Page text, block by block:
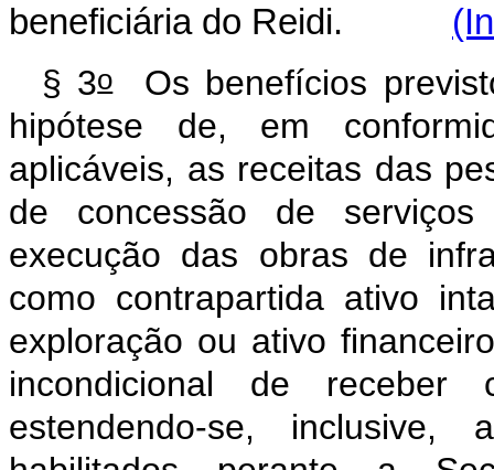
beneficiária do Reidi.
§ 3oOs benefícios
hipótese de, em
aplicáveis, as receitas das
de concessão de
execução das obras de
como contrapartida ativo
exploração ou ativo
incondicional de
estendendo-se,